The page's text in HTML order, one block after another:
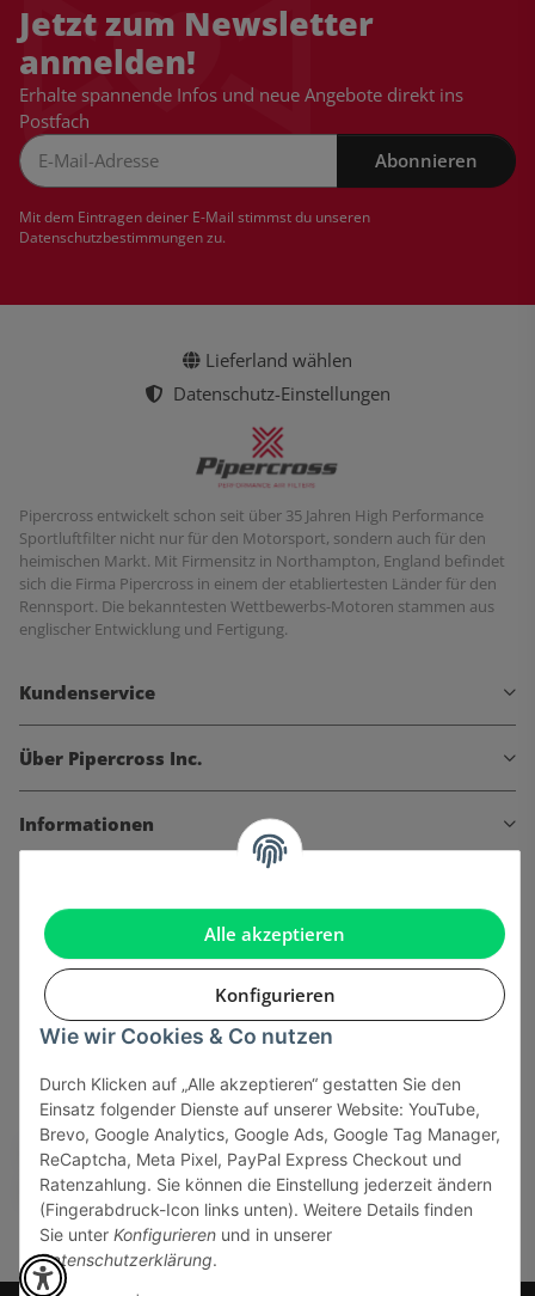
Alle akzeptieren
Konfigurieren
Wie wir Cookies & Co nutzen
Durch Klicken auf „Alle akzeptieren“ gestatten Sie den
Einsatz folgender Dienste auf unserer Website: YouTube,
Brevo, Google Analytics, Google Ads, Google Tag Manager,
ReCaptcha, Meta Pixel, PayPal Express Checkout und
Ratenzahlung. Sie können die Einstellung jederzeit ändern
(Fingerabdruck-Icon links unten). Weitere Details finden
Sie unter Konfigurieren und in unserer
Datenschutzerklärung.
Jetzt zum Newsletter
anmelden!
Erhalte spannende Infos und neue Angebote direkt ins
Postfach
Abonnieren
Mit dem Eintragen deiner E-Mail stimmst du unseren
Datenschutzbestimmungenzu.
Lieferland wählen
Datenschutz-Einstellungen
Pipercross entwickelt schon seit über 35 Jahren High Performance
Sportluftfilter nicht nur für den Motorsport, sondern auch für den
heimischen Markt. Mit Firmensitz in Northampton, England befindet
sich die Firma Pipercross in einem der etabliertesten Länder für den
Rennsport. Die bekanntesten Wettbewerbs-Motoren stammen aus
englischer Entwicklung und Fertigung.
Kundenservice
Über Pipercross Inc.
Informationen
Onlinehandel basiert auf Vertrauen:
Sicher bezahlen via: